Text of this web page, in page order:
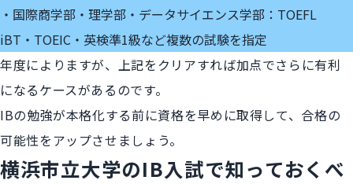
国際商学部・理学部・データサイエンス学部：TOEFL
iBT・TOEIC・英検準1級など複数の試験を指定
年度によりますが、上記をクリアすれば加点でさらに有利
になるケースがあるのです。
IBの勉強が本格化する前に資格を早めに取得して、合格の
可能性をアップさせましょう。
横浜市立大学のIB入試で知っておくべ